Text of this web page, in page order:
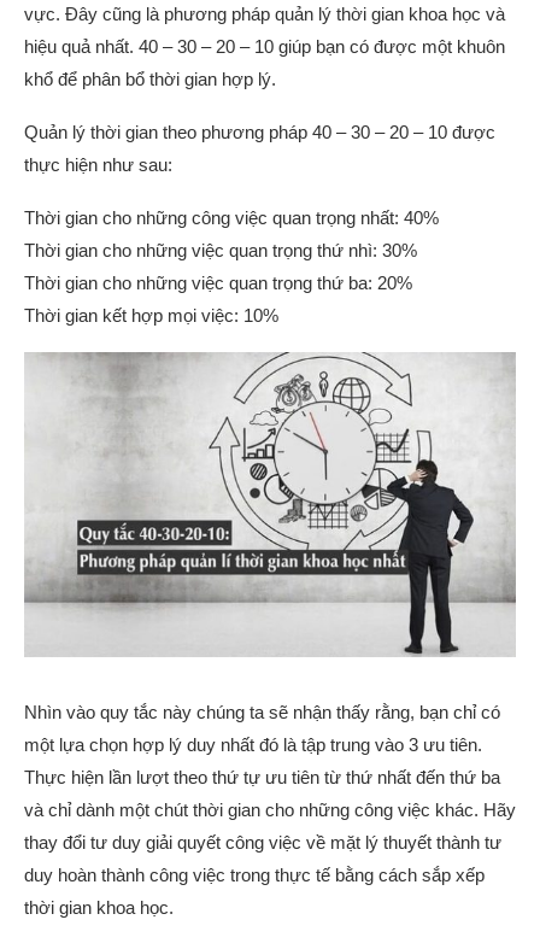
vực. Đây cũng là phương pháp quản lý thời gian khoa học và
hiệu quả nhất. 40 – 30 – 20 – 10 giúp bạn có được một khuôn
khổ để phân bổ thời gian hợp lý.
Quản lý thời gian theo phương pháp 40 – 30 – 20 – 10 được
thực hiện như sau:
Thời gian cho những công việc quan trọng nhất: 40%
Thời gian cho những việc quan trọng thứ nhì: 30%
Thời gian cho những việc quan trọng thứ ba: 20%
Thời gian kết hợp mọi việc: 10%
Nhìn vào quy tắc này chúng ta sẽ nhận thấy rằng, bạn chỉ có
một lựa chọn hợp lý duy nhất đó là tập trung vào 3 ưu tiên.
Thực hiện lần lượt theo thứ tự ưu tiên từ thứ nhất đến thứ ba
và chỉ dành một chút thời gian cho những công việc khác. Hãy
thay đổi tư duy giải quyết công việc về mặt lý thuyết thành tư
duy hoàn thành công việc trong thực tế bằng cách sắp xếp
thời gian khoa học.